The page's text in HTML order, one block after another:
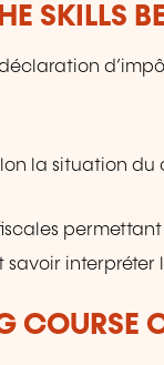
SKILLS
la situation
savoir interpréter
COURSE